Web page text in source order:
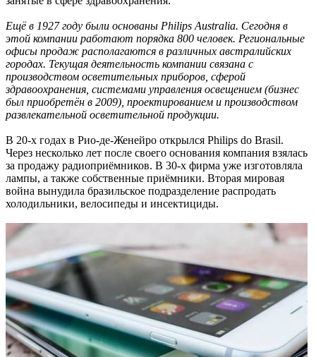
Ещё в 1927 году были основаны Philips Australia. Сегодня в
этой компании работают порядка 800 человек. Региональные
офисы продаж располагаются в различных австралийских
городах. Текущая деятельность компании связана с
производством осветительных приборов, сферой
здравоохранения, системами управления освещением (бизнес
был приобретён в 2009), проектированием и производством
развлекательной осветительной продукции.
В 20-х годах в Рио-де-Женейро открылся Philips do Brasil.
Через несколько лет после своего основания компания взялась
за продажу радиоприёмников. В 30-х фирма уже изготовляла
лампы, а также собственные приёмники. Вторая мировая
война вынудила бразильское подразделение распродать
холодильники, велосипеды и инсектициды.